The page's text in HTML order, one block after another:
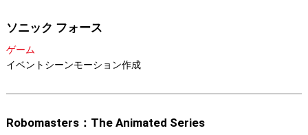
ソニック フォース
ゲーム
イベントシーンモーション作成
Robomasters：The Animated Series